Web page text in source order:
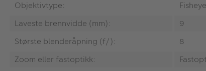
Objektivtype:
Fisheye
Laveste brennvidde (mm):
9
Største blenderåpning (f/):
8
Zoom eller fastoptikk: